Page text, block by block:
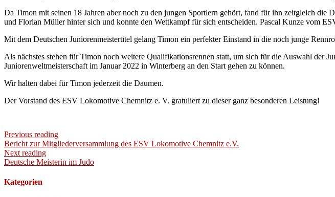
Da Timon mit seinen 18 Jahren aber noch zu den jungen Sportlern gehört, fand für ihn zeitgleich
und Florian Müller hinter sich und konnte den Wettkampf für sich entscheiden. Pascal Kunze vom
Mit dem Deutschen Juniorenmeistertitel gelang Timon ein perfekter Einstand in die noch junge
Als nächstes stehen für Timon noch weitere Qualifikationsrennen statt, um sich für die Auswahl der
Juniorenweltmeisterschaft im Januar 2022 in Winterberg an den Start gehen zu können.
Wir halten dabei für Timon jederzeit die Daumen.
Der Vorstand des ESV Lokomotive Chemnitz e. V. gratuliert zu dieser ganz besonderen Leistung!
Previous reading
Bericht zur Mitgliederversammlung des ESV Lokomotive Chemnitz e.V.
Next reading
Deutsche Meisterin im Judo
Kategorien